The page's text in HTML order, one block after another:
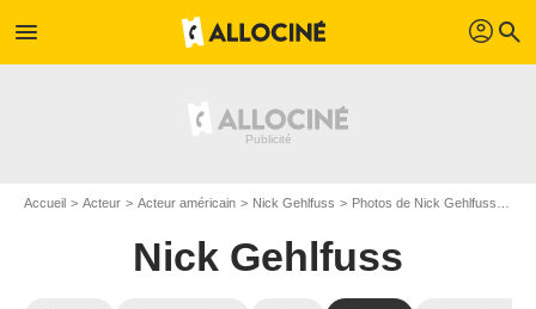
menu profil search
Accueil Acteur Acteur américain Nick Gehlfuss Photos de Nick Gehlfuss
Nick Gehlfuss